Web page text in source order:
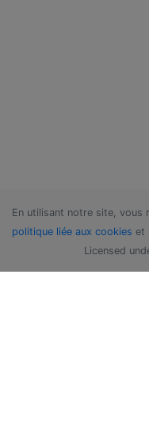
En utilisant notre site, vous
politique liée aux cookies et
Licensed